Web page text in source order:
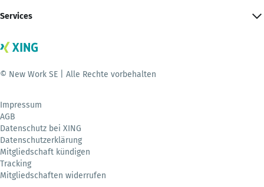
Services
© New Work SE | Alle Rechte vorbehalten
Impressum
AGB
Datenschutz bei XING
Datenschutzerklärung
Mitgliedschaft kündigen
Tracking
Mitgliedschaften widerrufen